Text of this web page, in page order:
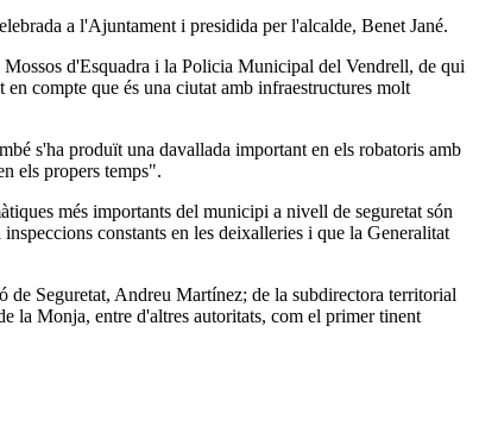
a l'Ajuntament i presidida per l'alcalde, Benet Jané.
d'Esquadra i la Policia Municipal del Vendrell, de qui
compte que és una ciutat amb infraestructures molt
s'ha produït una davallada important en els robatoris amb
els propers temps".
més importants del municipi a nivell de seguretat són
constants en les deixalleries i que la Generalitat
Seguretat, Andreu Martínez; de la subdirectora territorial
la Monja, entre d'altres autoritats, com el primer tinent